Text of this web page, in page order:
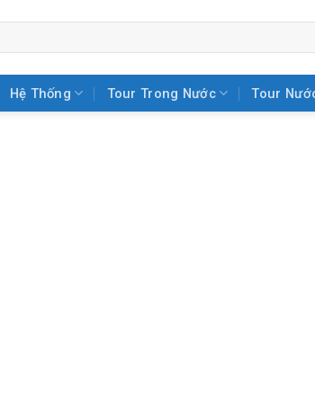
Hệ Thống Tour Trong Nước Tour